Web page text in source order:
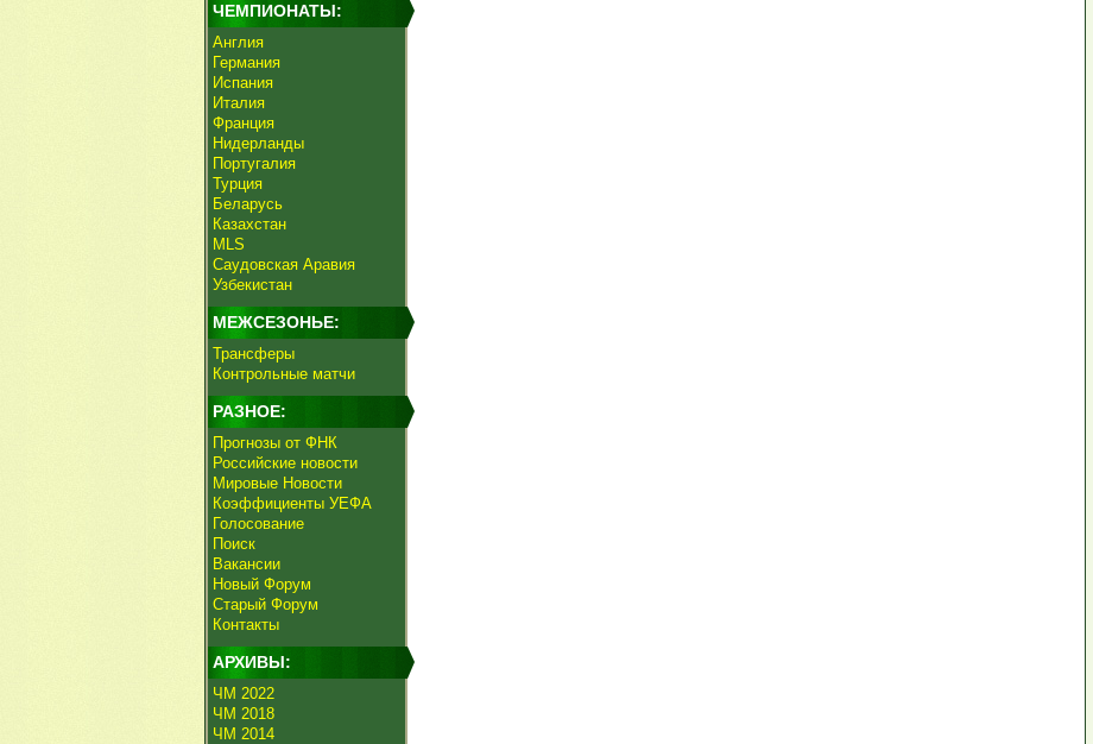
ЧЕМПИОНАТЫ:
Англия
Германия
Испания
Италия
Франция
Нидерланды
Португалия
Турция
Беларусь
Казахстан
MLS
Саудовская Аравия
Узбекистан
МЕЖСЕЗОНЬЕ:
Трансферы
Контрольные матчи
РАЗНОЕ:
Прогнозы от ФНК
Российские новости
Мировые Новости
Коэффициенты УЕФА
Голосование
Поиск
Вакансии
Новый Форум
Старый Форум
Контакты
АРХИВЫ:
ЧМ 2022
ЧМ 2018
ЧМ 2014